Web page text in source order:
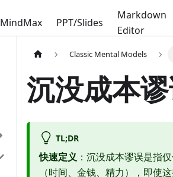
MindMax PPT/Slides
Markdown
Editor
Classic Mental Models
沉没成本
TL;DR
快速定义 ：沉没成本谬误是指
（时间、金钱、精力），即使